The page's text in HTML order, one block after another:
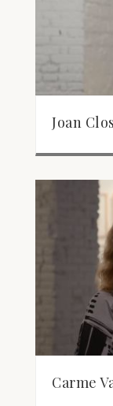
Joan
Carme